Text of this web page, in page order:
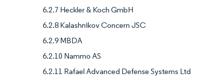
6.2.7 Heckler & Koch GmbH
6.2.8 Kalashnikov Concern JSC
6.2.9 MBDA
6.2.10 Nammo AS
6.2.11 Rafael Advanced Defense Systems Ltd